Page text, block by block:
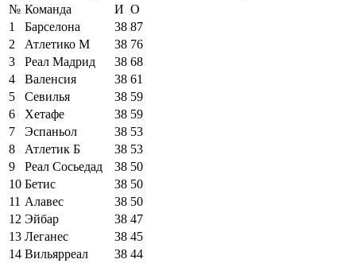
№ Команда И О
1
Барселона 38 87
2
Атлетико М 38 76
3
Реал Мадрид 38 68
4
Валенсия 38 61
5
Севилья 38 59
6
Хетафе 38 59
7
Эспаньол 38 53
8
Атлетик Б 38 53
9
Реал Сосьедад 38 50
10 Бетис 38 50
11 Алавес 38 50
12 Эйбар 38 47
13 Леганес 38 45
14 Вильярреал 38 44